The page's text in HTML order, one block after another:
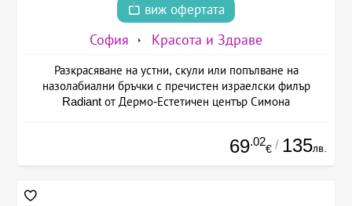
виж офертата
София Красота и Здраве
Разкрасяване на устни, скули или попълване на
назолабиални бръчки с пречистен израелски филър
Radiant от Дермо-Естетичен център Симона
69.02
€ / 135лв.